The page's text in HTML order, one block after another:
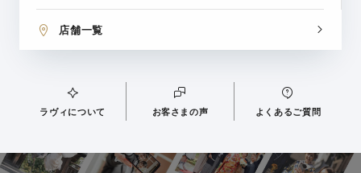
店舗一覧
ラヴィについて お客さまの声 よくあるご質問